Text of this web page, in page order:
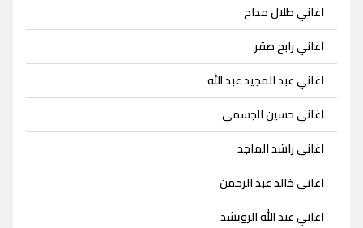
اغاني طلال مداح
اغاني رابح صقر
اغاني عبد المجيد عبد الله
اغاني حسين الجسمي
اغاني راشد الماجد
اغاني خالد عبد الرحمن
اغاني عبد الله الرويشد